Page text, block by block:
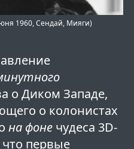
1960, Сендай, Мияги)
о Диком Западе,
о колонистах
на фонечудеса 3D-
что первые